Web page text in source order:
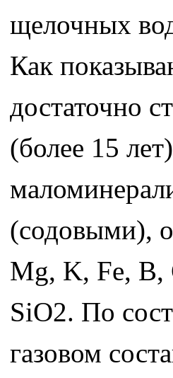
щелочных
Как
достаточно
(более 15
(содовыми),
Mg, K, Fe,
SiO2. По
газовом